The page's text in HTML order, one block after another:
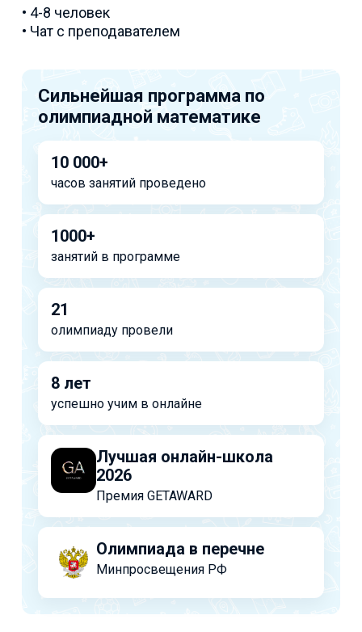
• 4-8 человек
• Чат с преподавателем
Сильнейшая программа по
олимпиадной математике
10 000+
часов занятий проведено
1000+
занятий в программе
21
олимпиаду провели
8 лет
успешно учим в онлайне
Лучшая онлайн-школа
2026
Премия GETAWARD
Олимпиада в перечне
Минпросвещения РФ